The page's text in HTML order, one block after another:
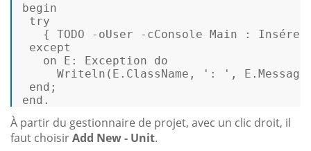
begin
try
{ TODO -oUser -cConsole Main : Ins
except
on E: Exception
do
Writeln (E. ClassName , ': ' , E. Message
end
end .
À partir du gestionnaire de projet, avec un clic droit, il
faut choisirAdd New - Unit.